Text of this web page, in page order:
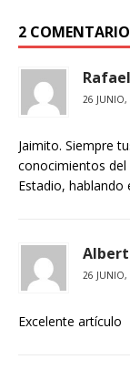
2
26 JUNIO,
Jaimito. Siempre
conocimientos del
Estadio, hablando
26 JUNIO,
Excelente artículo